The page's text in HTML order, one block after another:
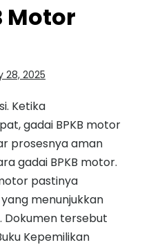
Motor
28, 2025
Ketika
gadai BPKB motor
prosesnya aman
gadai BPKB motor.
pastinya
menunjukkan
Dokumen tersebut
Kepemilikan